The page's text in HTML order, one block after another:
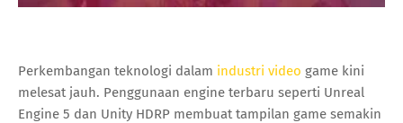
Perkembangan teknologi dalam industri video game kini
melesat jauh. Penggunaan engine terbaru seperti Unreal
Engine 5 dan Unity HDRP membuat tampilan game semakin